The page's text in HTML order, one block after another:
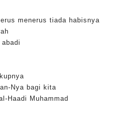
menerus tiada habisnya
Nya bagi kita
Haadi Muhammad